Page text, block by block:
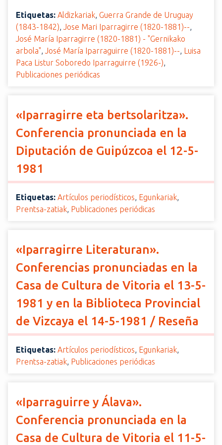
Etiquetas: Aldizkariak, Guerra Grande de Uruguay
(1843-1842), Jose Mari Iparragirre (1820-1881)--,
José María Iparragirre (1820-1881) - "Gernikako
arbola", José María Iparraguirre (1820-1881)--, Luisa
Paca Listur Soboredo Iparraguirre (1926-),
Publicaciones periódicas
«Iparragirre eta bertsolaritza».
Conferencia pronunciada en la
Diputación de Guipúzcoa el 12-5-
1981
Etiquetas: Artículos periodísticos, Egunkariak,
Prentsa-zatiak, Publicaciones periódicas
«Iparragirre Literaturan».
Conferencias pronunciadas en la
Casa de Cultura de Vitoria el 13-5-
1981 y en la Biblioteca Provincial
de Vizcaya el 14-5-1981 / Reseña
Etiquetas: Artículos periodísticos, Egunkariak,
Prentsa-zatiak, Publicaciones periódicas
«Iparraguirre y Álava».
Conferencia pronunciada en la
Casa de Cultura de Vitoria el 11-5-